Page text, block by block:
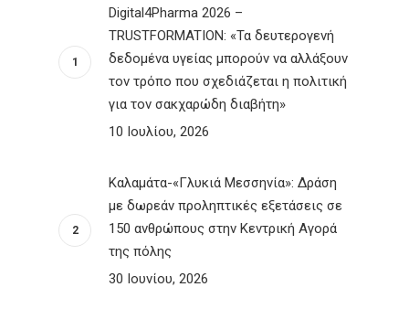
Digital4Pharma 2026 –
TRUSTFORMATION: «Τα δευτερογενή
δεδομένα υγείας μπορούν να αλλάξουν
τον τρόπο που σχεδιάζεται η πολιτική
για τον σακχαρώδη διαβήτη»
10 Ιουλίου, 2026
Καλαμάτα-«Γλυκιά Μεσσηνία»: Δράση
με δωρεάν προληπτικές εξετάσεις σε
150 ανθρώπους στην Κεντρική Αγορά
της πόλης
30 Ιουνίου, 2026